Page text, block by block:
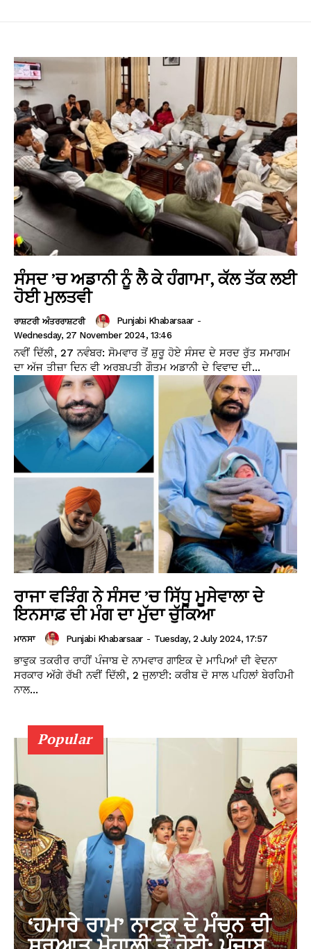
ਸੰਸਦ ’ਚ ਅਡਾਨੀ ਨੂੰ ਲੈ ਕੇ ਹੰਗਾਮਾ, ਕੱਲ ਤੱਕ ਲਈ
ਹੋਈ ਮੁਲਤਵੀ
ਰਾਸ਼ਟਰੀ ਅੰਤਰਰਾਸ਼ਟਰੀ Punjabi Khabarsaar -
Wednesday, 27 November 2024, 13:46
ਨਵੀਂ ਦਿੱਲੀ, 27 ਨਵੰਬਰ: ਸੋਮਵਾਰ ਤੋਂ ਸ਼ੁਰੂ ਹੋਏ ਸੰਸਦ ਦੇ ਸਰਦ ਰੁੱਤ ਸਮਾਗਮ
ਦਾ ਅੱਜ ਤੀਜ਼ਾ ਦਿਨ ਵੀ ਅਰਬਪਤੀ ਗੌਤਮ ਅਡਾਨੀ ਦੇ ਵਿਵਾਦ ਦੀ...
ਰਾਜਾ ਵੜਿੰਗ ਨੇ ਸੰਸਦ ’ਚ ਸਿੱਧੂ ਮੂਸੇਵਾਲਾ ਦੇ
ਇਨਸਾਫ਼ ਦੀ ਮੰਗ ਦਾ ਮੁੱਦਾ ਚੁੱਕਿਆ
ਮਾਨਸਾ Punjabi Khabarsaar - Tuesday, 2 July 2024, 17:57
ਭਾਵੁਕ ਤਕਰੀਰ ਰਾਹੀਂ ਪੰਜਾਬ ਦੇ ਨਾਮਵਾਰ ਗਾਇਕ ਦੇ ਮਾਪਿਆਂ ਦੀ ਵੇਦਨਾ
ਸਰਕਾਰ ਅੱਗੇ ਰੱਖੀ ਨਵੀਂ ਦਿੱਲੀ, 2 ਜੁਲਾਈ: ਕਰੀਬ ਦੋ ਸਾਲ ਪਹਿਲਾਂ ਬੇਰਹਿਮੀ
ਨਾਲ...
Popular
‘ਹਮਾਰੇ ਰਾਮ’ ਨਾਟਕ ਦੇ ਮੰਚਨ ਦੀ